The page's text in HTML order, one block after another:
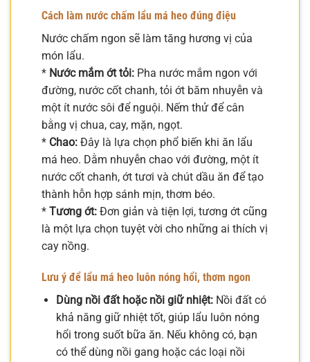
Cách làm nước chấm lẩu má heo đúng điệu
Nước chấm ngon sẽ làm tăng hương vị của
món lẩu.
* Nước mắm ớt tỏi: Pha nước mắm ngon với
đường, nước cốt chanh, tỏi ớt băm nhuyễn và
một ít nước sôi để nguội. Nếm thử để cân
bằng vị chua, cay, mặn, ngọt.
* Chao: Đây là lựa chọn phổ biến khi ăn lẩu
má heo. Dằm nhuyễn chao với đường, một ít
nước cốt chanh, ớt tươi và chút dầu ăn để tạo
thành hỗn hợp sánh mịn, thơm béo.
* Tương ớt: Đơn giản và tiện lợi, tương ớt cũng
là một lựa chọn tuyệt vời cho những ai thích vị
cay nồng.
Lưu ý để lẩu má heo luôn nóng hổi, thơm ngon
Dùng nồi đất hoặc nồi giữ nhiệt:Nồi đất có
khả năng giữ nhiệt tốt, giúp lẩu luôn nóng
hổi trong suốt bữa ăn. Nếu không có, bạn
có thể dùng nồi gang hoặc các loại nồi